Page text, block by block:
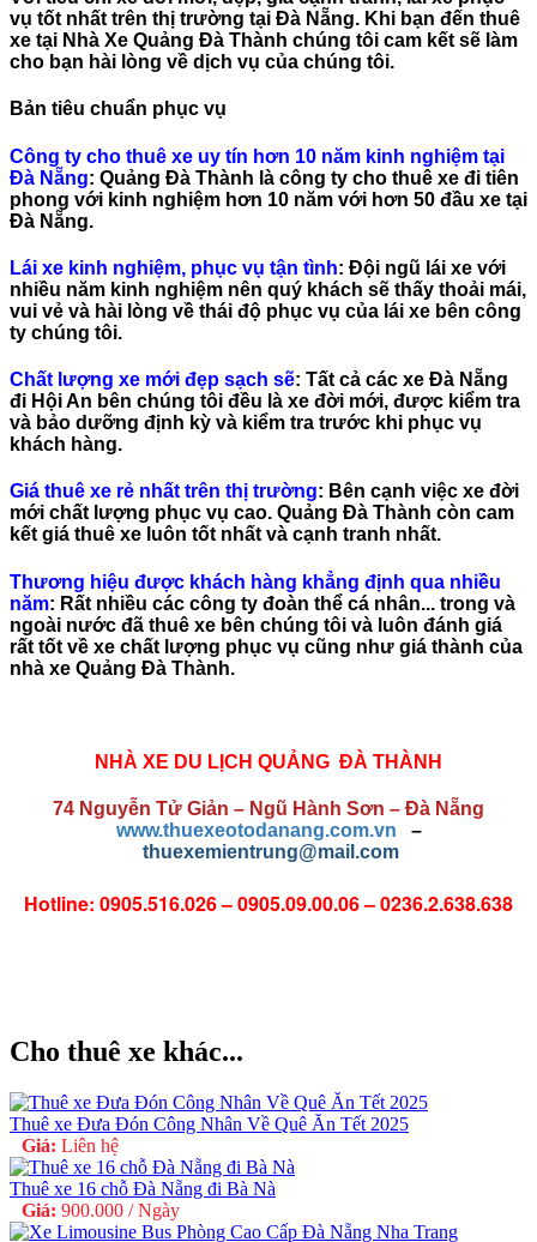
vụ tốt nhất trên thị trường tại Đà Nẵng. Khi bạn đến thuê
xe tại Nhà Xe Quảng Đà Thành chúng tôi cam kết sẽ làm
cho bạn hài lòng về dịch vụ của chúng tôi.
Bản tiêu chuẩn phục vụ
Công ty cho thuê xe uy tín hơn 10 năm kinh nghiệm tại
Đà Nẵng: Quảng Đà Thành là công ty cho thuê xe đi tiên
phong với kinh nghiệm hơn 10 năm với hơn 50 đầu xe tại
Đà Nẵng.
Lái xe kinh nghiệm, phục vụ tận tình: Đội ngũ lái xe với
nhiều năm kinh nghiệm nên quý khách sẽ thấy thoải mái,
vui vẻ và hài lòng về thái độ phục vụ của lái xe bên công
ty chúng tôi.
Chất lượng xe mới đẹp sạch sẽ: Tất cả các xe Đà Nẵng
đi Hội An bên chúng tôi đều là xe đời mới, được kiểm tra
và bảo dưỡng định kỳ và kiểm tra trước khi phục vụ
khách hàng.
Giá thuê xe rẻ nhất trên thị trường: Bên cạnh việc xe đời
mới chất lượng phục vụ cao. Quảng Đà Thành còn cam
kết giá thuê xe luôn tốt nhất và cạnh tranh nhất.
Thương hiệu được khách hàng khẳng định qua nhiều
năm: Rất nhiều các công ty đoàn thể cá nhân... trong và
ngoài nước đã thuê xe bên chúng tôi và luôn đánh giá
rất tốt về xe chất lượng phục vụ cũng như giá thành của
nhà xe Quảng Đà Thành.
NHÀ XE DU LỊCH QUẢNG ĐÀ THÀNH
74 Nguyễn Tử Giản – Ngũ Hành Sơn – Đà Nẵng
www.thuexeotodanang.com.vn
–
thuexemientrung@mail.com
Hotline: 0905.516.026 – 0905.09.00.06 – 0236.2.638.638
Cho thuê xe khác...
Thuê xe Đưa Đón Công Nhân Về Quê Ăn Tết 2025
Giá: Liên hệ
Thuê xe 16 chỗ Đà Nẵng đi Bà Nà
Giá: 900.000 / Ngày